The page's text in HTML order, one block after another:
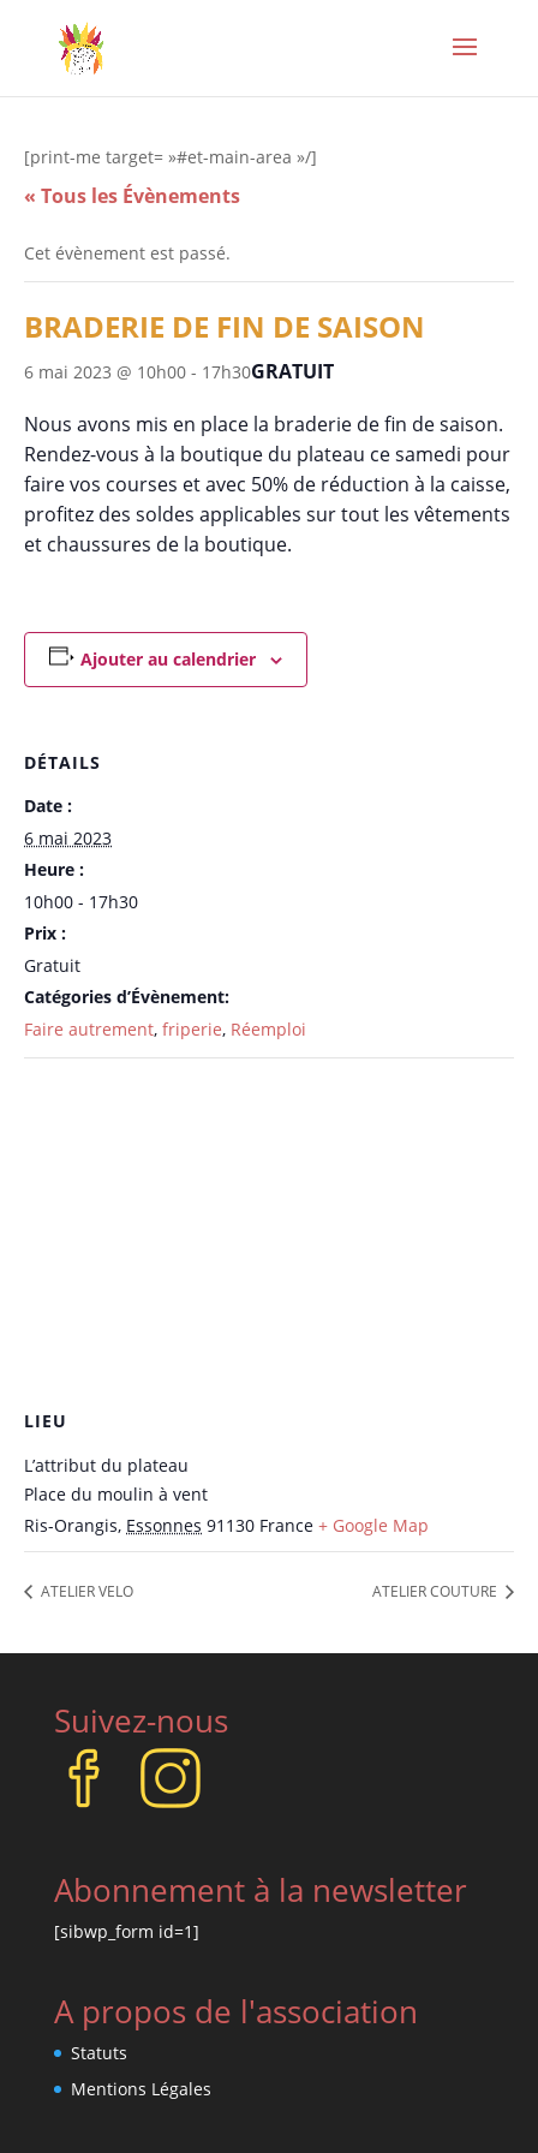
[print-me target= »#et-main-area »/]
« Tous les Évènements
Cet évènement est passé.
BRADERIE DE FIN DE SAISON
6 mai 2023 @ 10h00 - 17h30GRATUIT
Nous avons mis en place la braderie de fin de saison.
Rendez-vous à la boutique du plateau ce samedi pour
faire vos courses et avec 50% de réduction à la caisse,
profitez des soldes applicables sur tout les vêtements
et chaussures de la boutique.
Ajouter au calendrier
DÉTAILS
Date :
6 mai 2023
Heure :
10h00 - 17h30
Prix :
Gratuit
Catégories d’Évènement:
Faire autrement, friperie, Réemploi
LIEU
L’attribut du plateau
Place du moulin à vent
Ris-Orangis, Essonnes 91130 France + Google Map
ATELIER VELO ATELIER COUTURE
Suivez-nous
Abonnement à la newsletter
[sibwp_form id=1]
A propos de l'association
Statuts
Mentions Légales